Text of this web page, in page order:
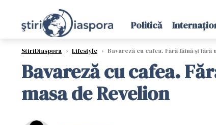
Politică
StiriDiaspora › Lifestyle › Bavareză cu cafea. Fără făină și
Bavareză cu cafea.
masa de Revelion